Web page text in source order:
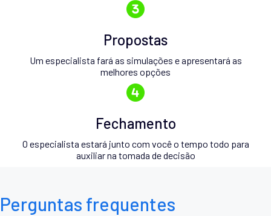
Propostas
Um especialista fará as simulações e apresentará as
melhores opções
Fechamento
O especialista estará junto com você o tempo todo para
auxiliar na tomada de decisão
Perguntas frequentes